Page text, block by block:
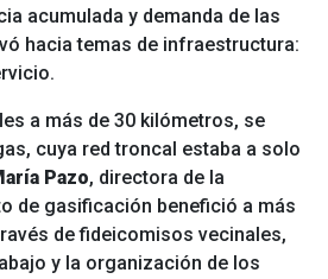
acumulada y demanda de las
hacia temas de infraestructura:
a más de 30 kilómetros, se
cuya red troncal estaba a solo
Pazo, directora de la
de gasificación benefició a más
de fideicomisos vecinales,
y la organización de los